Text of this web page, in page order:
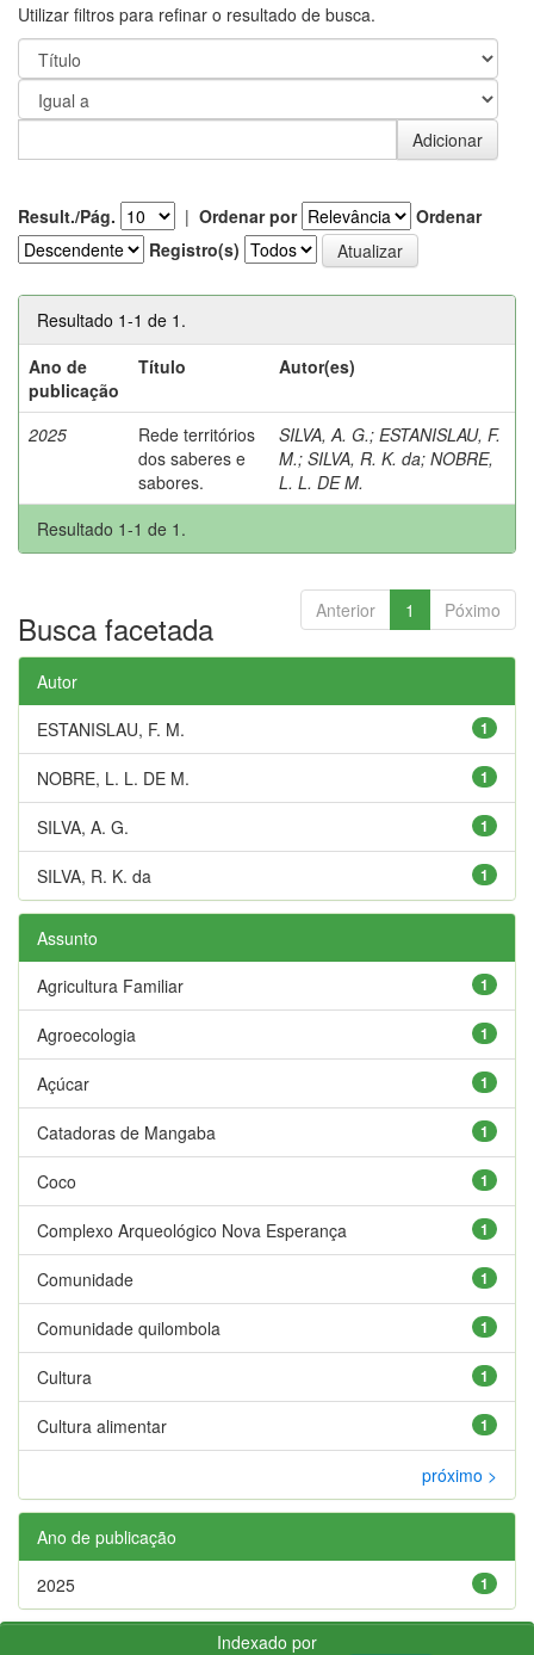
Utilizar filtros para refinar o resultado de busca.
Result./Pág. | Ordenar por
Ordenar
Registro(s)
Resultado 1-1 de 1.
Ano de
publicação
Título Autor(es)
2025
Rede territórios
dos saberes e
sabores.
SILVA, A. G.; ESTANISLAU, F.
M.; SILVA, R. K. da; NOBRE,
L. L. DE M.
Resultado 1-1 de 1.
Anterior 1 Póximo
Busca facetada
Autor
1
ESTANISLAU, F. M.
1
NOBRE, L. L. DE M.
1
SILVA, A. G.
1
SILVA, R. K. da
Assunto
1
Agricultura Familiar
1
Agroecologia
1
Açúcar
1
Catadoras de Mangaba
1
Coco
1
Complexo Arqueológico Nova Esperança
1
Comunidade
1
Comunidade quilombola
1
Cultura
1
Cultura alimentar
próximo >
Ano de publicação
1
2025
Indexado por